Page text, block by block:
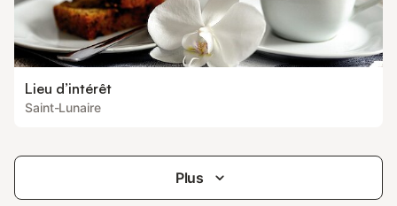
Lieu d’intérêt
Saint-Lunaire
Plus